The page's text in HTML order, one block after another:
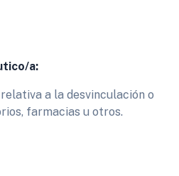
a:
a la desvinculación o
farmacias u otros.